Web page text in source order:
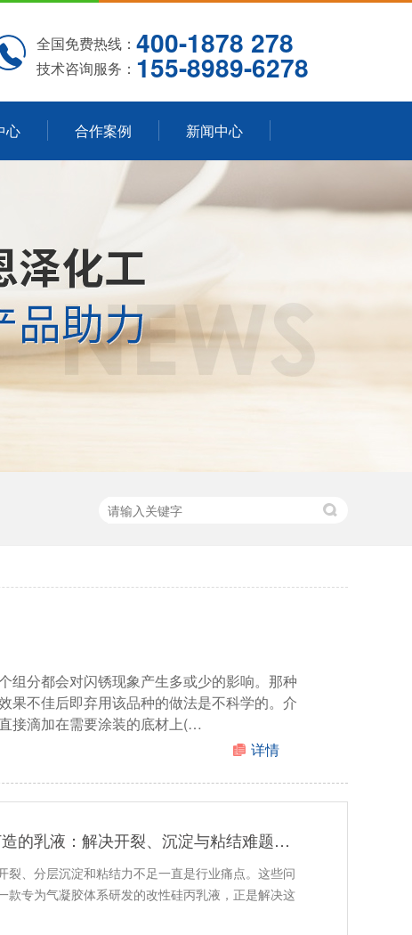
全国免费热线： 400-1878 278
技术咨询服务： 155-8989-6278
心 合作案例 新闻中心
组分都会对闪锈现象产生多或少的影响。那种
果不佳后即弃用该品种的做法是不科学的。介
接滴加在需要涂装的底材上(…
详情
专为气凝胶隔热保温涂料打造的乳液：解决开裂、沉淀与粘结难题的终极方案
裂、分层沉淀和粘结力不足一直是行业痛点。这些问
款专为气凝胶体系研发的改性硅丙乳液，正是解决这